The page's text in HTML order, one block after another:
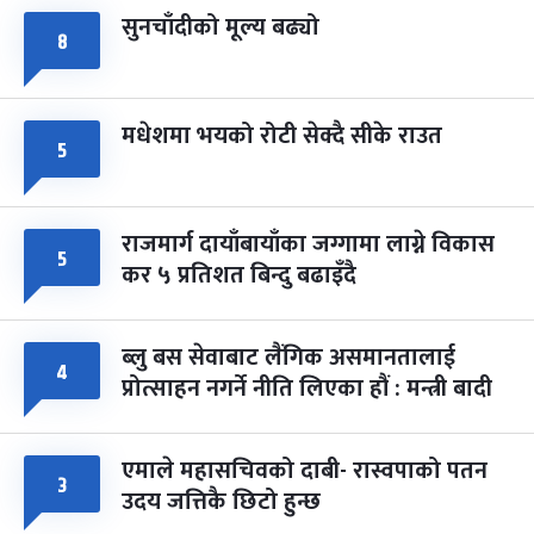
८ सुनचाँदीको मूल्य बढ्यो
५ मधेशमा भयको रोटी सेक्दै सीके राउत
५ राजमार्ग दायाँबायाँका जग्गामा लाग्ने विकास
कर ५ प्रतिशत बिन्दु बढाइँदै
४ ब्लु बस सेवाबाट लैंगिक असमानतालाई
प्रोत्साहन नगर्ने नीति लिएका हौं : मन्त्री बादी
३ एमाले महासचिवको दाबी- रास्वपाको पतन
उदय जत्तिकै छिटो हुन्छ